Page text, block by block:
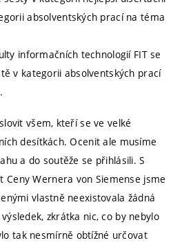
absolventských prací na téma
informačních technologií FIT se
v kategorii absolventských prací
všem, kteří se ve velké
desítkách. Ocenit ale musíme
a do soutěže se přihlásili. S
Wernera von Siemense jsme
vlastně neexistovala žádná
zkrátka nic, co by nebylo
tak nesmírně obtížné určovat